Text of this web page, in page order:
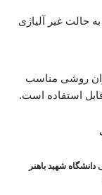
حالت غیر آلیاژی
روشی مناسب
قابل استفاده است.
شهید باهنر